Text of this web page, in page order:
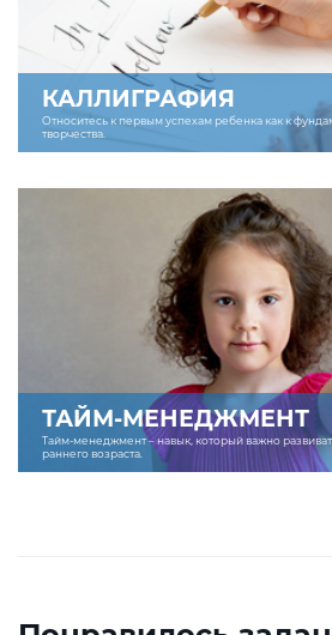
КАЛЛИГРАФИЯ
Относитесь к первым успехам ребенка как к
творчества.
ТАЙМ-МЕНЕДЖМЕНТ
Тайм-менеджмент – навык, который важно
раннего возраста.